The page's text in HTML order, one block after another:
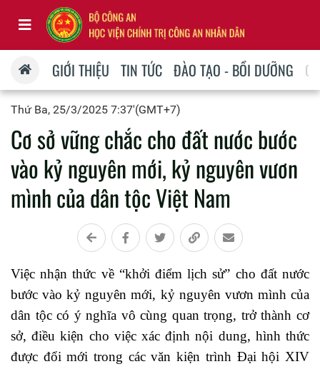
GIỚI THIỆU TIN TỨC ĐÀO TẠO - BỒI DƯỠNG
Thứ Ba, 25/3/2025 7:37'(GMT+7)
Cơ sở vững chắc cho đất nước bước
vào kỷ nguyên mới, kỷ nguyên vươn
mình của dân tộc Việt Nam
Việc nhận thức về “khởi điểm lịch sử” cho đất nước
bước vào kỷ nguyên mới, kỷ nguyên vươn mình của
dân tộc có ý nghĩa vô cùng quan trọng, trở thành cơ
sở, điều kiện cho việc xác định nội dung, hình thức
được đổi mới trong các văn kiện trình Đại hội XIV